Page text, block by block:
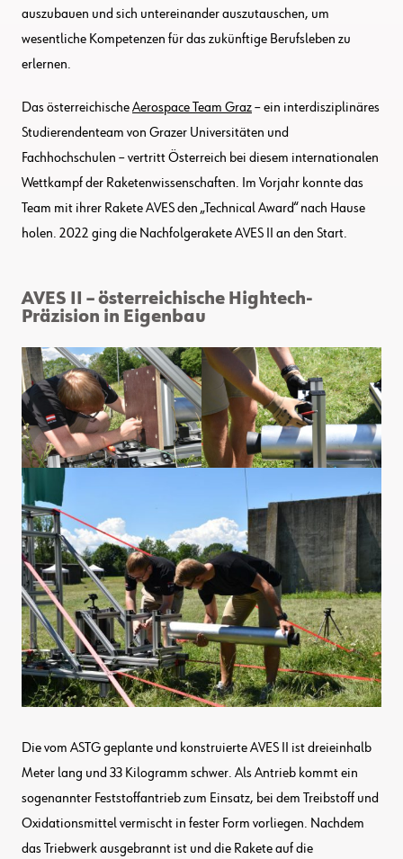
auszubauen und sich untereinander auszutauschen, um
wesentliche Kompetenzen für das zukünftige Berufsleben zu
erlernen.
Das österreichischeAerospace Team Graz– ein interdisziplinäres
Studierendenteam von Grazer Universitäten und
Fachhochschulen – vertritt Österreich bei diesem internationalen
Wettkampf der Raketenwissenschaften. Im Vorjahr konnte das
Team mit ihrer Rakete AVES den „Technical Award“ nach Hause
holen. 2022 ging die Nachfolgerakete AVES II an den Start.
AVES II – österreichische Hightech-
Präzision in Eigenbau
Die vom ASTG geplante und konstruierte AVES II ist dreieinhalb
Meter lang und 33 Kilogramm schwer. Als Antrieb kommt ein
sogenannter Feststoffantrieb zum Einsatz, bei dem Treibstoff und
Oxidationsmittel vermischt in fester Form vorliegen. Nachdem
das Triebwerk ausgebrannt ist und die Rakete auf die